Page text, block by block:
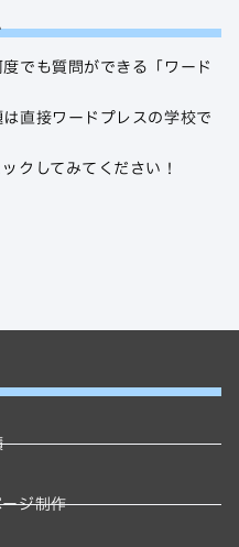
でも質問ができる「ワード
直接ワードプレスの学校で
クしてみてください！
ジ制作